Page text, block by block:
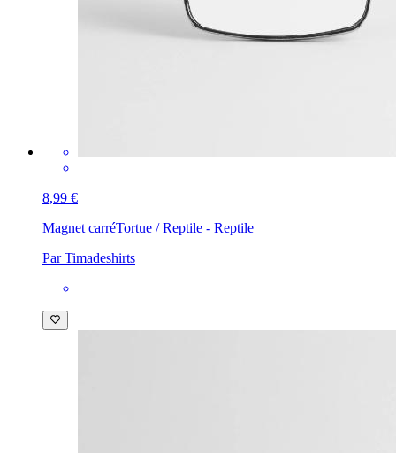
8,99 €
Magnet carréTortue / Reptile - Reptile
Par Timadeshirts